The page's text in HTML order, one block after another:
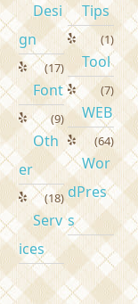
Desi
gn
Font
(17)
Oth
er
(9)
Serv
ices
(18)
Tips
Tool
(1)
WEB
(7)
Wor
dPres
s
(64)